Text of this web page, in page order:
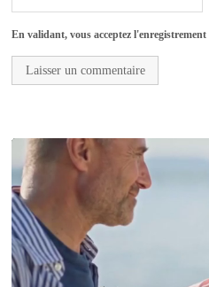
En validant, vous acceptez